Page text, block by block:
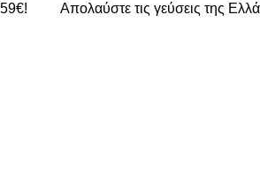
59€!
Απολαύστε τις γεύσεις της